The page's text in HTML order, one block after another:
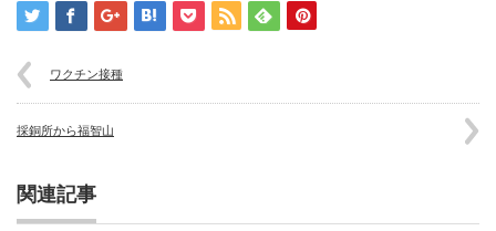
ワクチン接種
採銅所から福智山
関連記事